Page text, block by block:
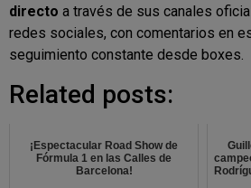
directo a través de sus canales
redes sociales, con comentarios en
seguimiento constante desde boxes.
Related posts:
¡Espectacular Road Show de
Fórmula 1 en las Calles de
Barcelona!